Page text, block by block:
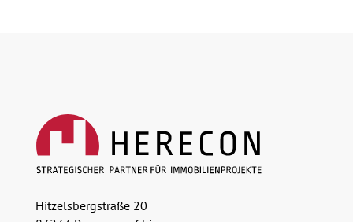
Hitzelsbergstraße 20